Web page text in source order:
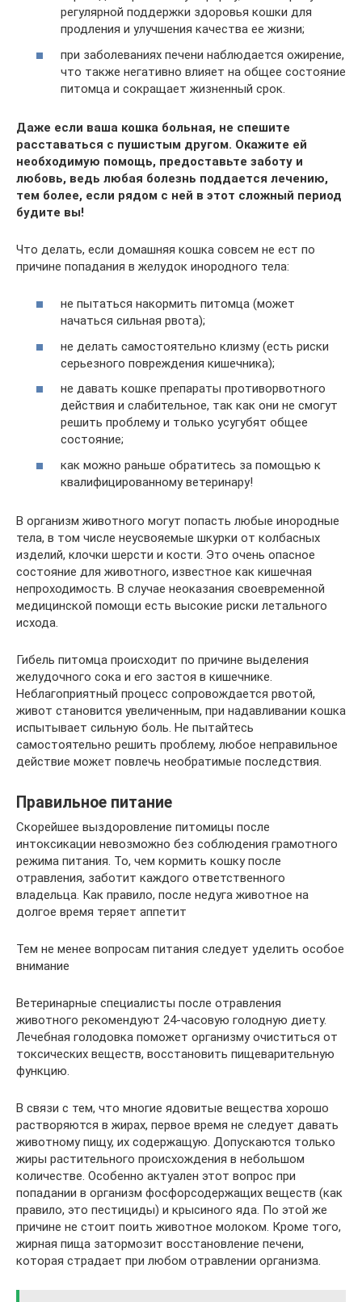
регулярной поддержки здоровья кошки для
продления и улучшения качества ее жизни;
при заболеваниях печени наблюдается ожирение,
что также негативно влияет на общее состояние
питомца и сокращает жизненный срок.
Даже если ваша кошка больная, не спешите
расставаться с пушистым другом. Окажите ей
необходимую помощь, предоставьте заботу и
любовь, ведь любая болезнь поддается лечению,
тем более, если рядом с ней в этот сложный период
будите вы!
Что делать, если домашняя кошка совсем не ест по
причине попадания в желудок инородного тела:
не пытаться накормить питомца (может
начаться сильная рвота);
не делать самостоятельно клизму (есть риски
серьезного повреждения кишечника);
не давать кошке препараты противорвотного
действия и слабительное, так как они не смогут
решить проблему и только усугубят общее
состояние;
как можно раньше обратитесь за помощью к
квалифицированному ветеринару!
В организм животного могут попасть любые инородные
тела, в том числе неусвояемые шкурки от колбасных
изделий, клочки шерсти и кости. Это очень опасное
состояние для животного, известное как кишечная
непроходимость. В случае неоказания своевременной
медицинской помощи есть высокие риски летального
исхода.
Гибель питомца происходит по причине выделения
желудочного сока и его застоя в кишечнике.
Неблагоприятный процесс сопровождается рвотой,
живот становится увеличенным, при надавливании кошка
испытывает сильную боль. Не пытайтесь
самостоятельно решить проблему, любое неправильное
действие может повлечь необратимые последствия.
Правильное питание
Скорейшее выздоровление питомицы после
интоксикации невозможно без соблюдения грамотного
режима питания. То, чем кормить кошку после
отравления, заботит каждого ответственного
владельца. Как правило, после недуга животное на
долгое время теряет аппетит
Тем не менее вопросам питания следует уделить особое
внимание
Ветеринарные специалисты после отравления
животного рекомендуют 24-часовую голодную диету.
Лечебная голодовка поможет организму очиститься от
токсических веществ, восстановить пищеварительную
функцию.
В связи с тем, что многие ядовитые вещества хорошо
растворяются в жирах, первое время не следует давать
животному пищу, их содержащую. Допускаются только
жиры растительного происхождения в небольшом
количестве. Особенно актуален этот вопрос при
попадании в организм фосфорсодержащих веществ (как
правило, это пестициды) и крысиного яда. По этой же
причине не стоит поить животное молоком. Кроме того,
жирная пища затормозит восстановление печени,
которая страдает при любом отравлении организма.